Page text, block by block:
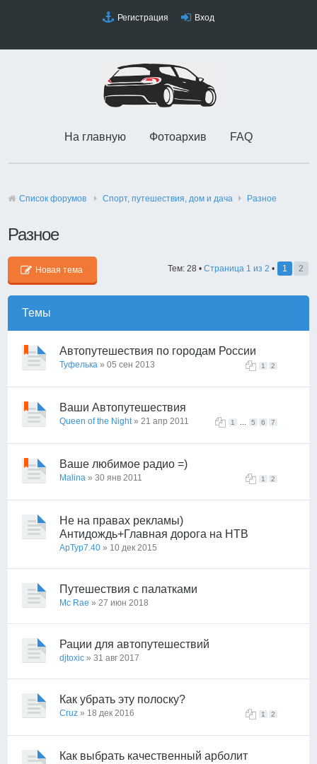
Регистрация Вход
На главную Фотоархив FAQ
Список форумов Спорт, путешествия, дом и дача Разное
Разное
Новая тема Тем: 28 • Страница 1 из 2 • 1 2
Темы
Автопутешествия по городам России
1 2
Туфелька » 05 сен 2013
Ваши Автопутешествия
1 5 6 7
Queen of the Night» 21 апр 2011
Ваше любимое радио =)
1 2
Malina » 30 янв 2011
Не на правах рекламы)
Антидождь+Главная дорога на НТВ
АрТур7.40 » 10 дек 2015
Путешествия с палатками
Mc Rae » 27 июн 2018
Рации для автопутешествий
djtoxic » 31 авг 2017
Как убрать эту полоску?
1 2
Cruz » 18 дек 2016
Как выбрать качественный арболит